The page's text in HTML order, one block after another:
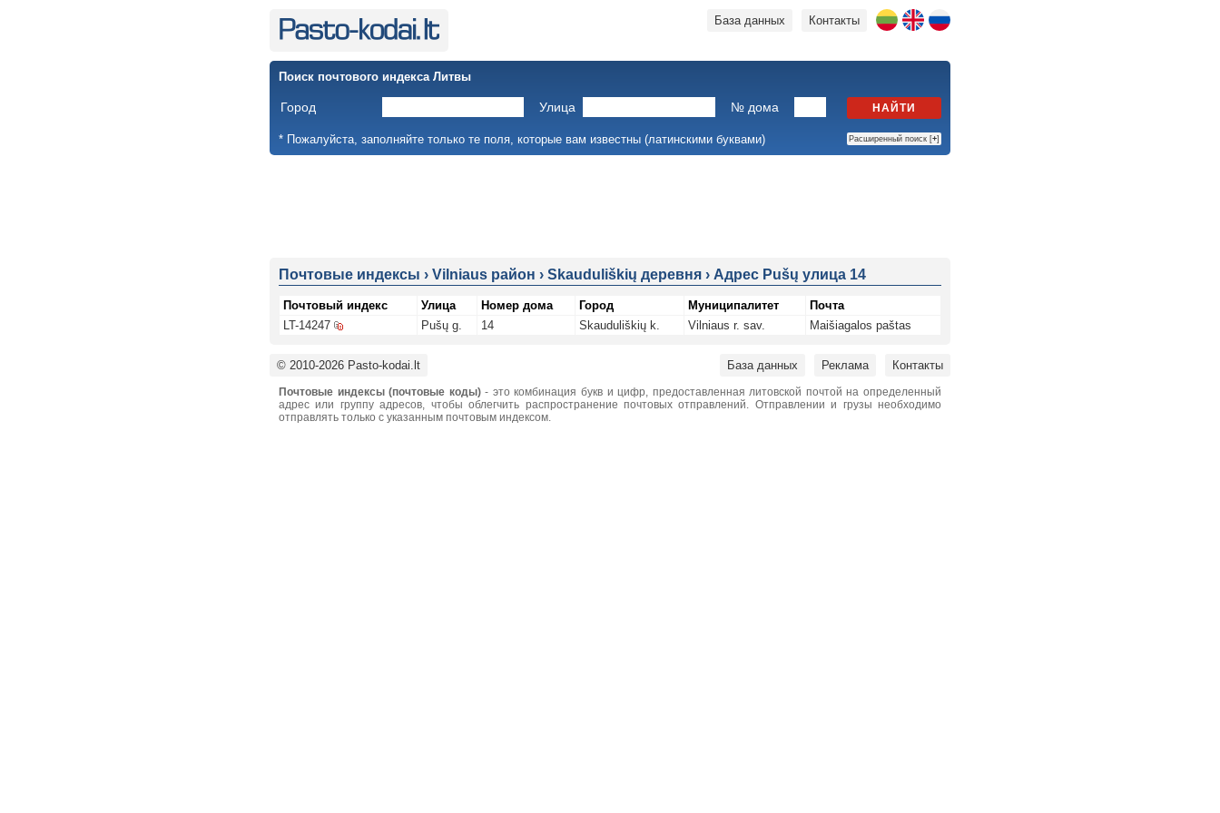
Контакты
База данных
Поиск почтового индекса Литвы
Город Улица № дома НАЙТИ
* Пожалуйста, заполняйте только те поля, которые вам известны (латинскими буквами) Расширенный поиск [+]
Почтовые индексы › Vilniaus район › Skauduliškių деревня › Адрес Pušų улица 14
Почтовый индекс Улица Номер дома Город Муниципалитет
Почта
LT-14247
Pušų g. 14 Skauduliškių k. Vilniaus r. sav. Maišiagalos paštas
© 2010-2026 Pasto-kodai.lt База данных Реклама Контакты
Почтовые индексы (почтовые коды)- это комбинация букв и цифр, предоставленная литовской почтой на определенный
адрес или группу адресов, чтобы облегчить распространение почтовых отправлений. Отправлении и грузы необходимо
отправлять только с указанным почтовым индексом.